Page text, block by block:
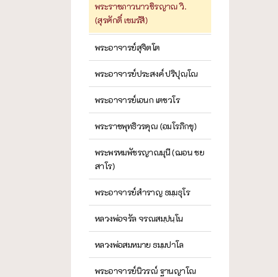
พระราชภาวนาวชิรญาณ วิ.
(สุรศักดิ์ เขมรํสี)
พระอาจารย์สุจิตโต
พระอาจารย์ประสงค์ ปริปุณฺโณ
พระอาจารย์เอนก เตชวโร
พระราชพุทธิวรคุณ (อมโรภิกขุ)
พระพรหมพัชรญาณมุนี (ฌอน ชย
สาโร)
พระอาจารย์สำราญ ธมฺมธุโร
หลวงพ่อจรัล จรณสมฺปนฺโน
หลวงพ่อสมหมาย ธมฺมปาโล
พระอาจารย์นิวรณ์ ฐานญาโณ